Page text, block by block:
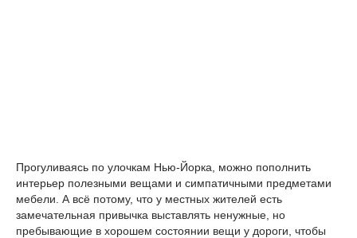
Прогуливаясь по улочкам Нью-Йорка, можно пополнить
интерьер полезными вещами и симпатичными предметами
мебели. А всё потому, что у местных жителей есть
замечательная привычка выставлять ненужные, но
пребывающие в хорошем состоянии вещи у дороги, чтобы